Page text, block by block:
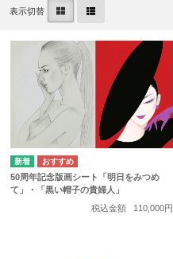
表示切替
50周年記念版画シート「明日をみつめ
て」・「黒い帽子の貴婦人」
税込金額
110,000円